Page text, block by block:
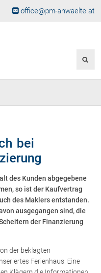
office@pm-anwaelte.at
bei
des Kunden abgegebene
so ist der Kaufvertrag
des Maklers entstanden.
ausgegangen sind, die
der Finanzierung
der beklagten
Ferienhaus. Eine